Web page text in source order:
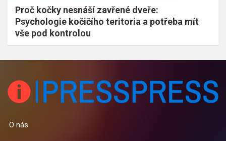
Proč kočky nesnáší zavřené dveře:
Psychologie kočičího teritoria a potřeba mít
vše pod kontrolou
O nás